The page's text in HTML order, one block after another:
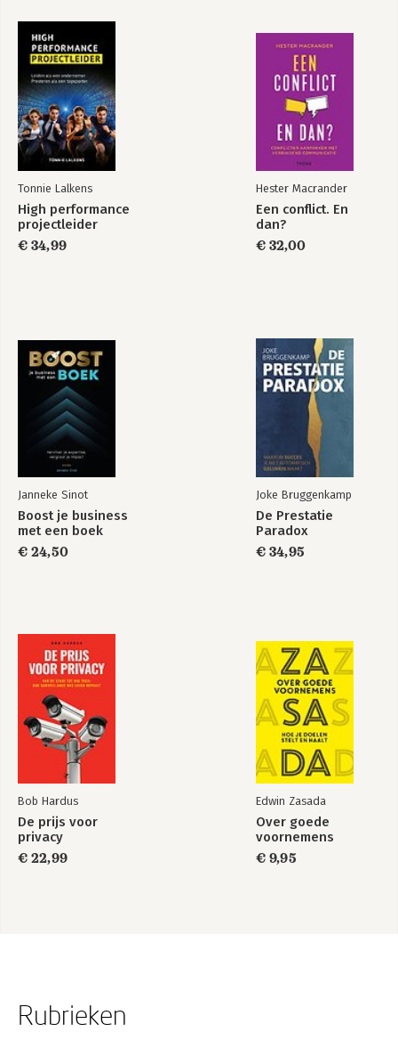
Heidi houdt ervan op om de toppen van
haar kunnen te presteren en daagt
zichzelf elke dag uit. Ze staat in het
leven met een flinke dosis
nieuwsgierigheid en is altijd
geinteresseerd in het verhaal van de
ander. Die eigenschap droeg eraan bij
dat zij succesvol was als
Sinds 2015 maakt Heidi vanuit haar
ervaring als politieonderhandelaar op
krachtige wijze de vertaalslag naar het
toegepast en getoets.
Tonnie Lalkens
High performance
projectleider
€ 34,99
Hester Macrander
Een conflict. En
dan?
€ 32,00
Janneke Sinot
Boost je business
met een boek
€ 24,50
Joke Bruggenkamp
De Prestatie
Paradox
€ 34,95
Bob Hardus
De prijs voor
privacy
€ 22,99
Edwin Zasada
Over goede
voornemens
€ 9,95
Rubrieken